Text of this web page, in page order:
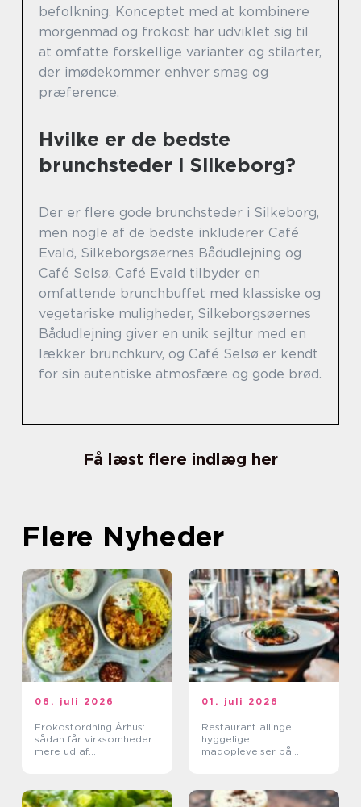
befolkning. Konceptet med at kombinere
morgenmad og frokost har udviklet sig til
at omfatte forskellige varianter og stilarter,
der imødekommer enhver smag og
præference.
Hvilke er de bedste
brunchsteder i Silkeborg?
Der er flere gode brunchsteder i Silkeborg,
men nogle af de bedste inkluderer Café
Evald, Silkeborgsøernes Bådudlejning og
Café Selsø. Café Evald tilbyder en
omfattende brunchbuffet med klassiske og
vegetariske muligheder, Silkeborgsøernes
Bådudlejning giver en unik sejltur med en
lækker brunchkurv, og Café Selsø er kendt
for sin autentiske atmosfære og gode brød.
Få læst flere indlæg her
Flere Nyheder
06. juli 2026
Frokostordning Århus:
sådan får virksomheder
mere ud af
01. juli 2026
Restaurant allinge
hyggelige
madoplevelser på